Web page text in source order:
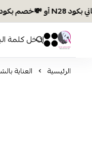
افكار ومخازن
0 0
الرئيسية العناية